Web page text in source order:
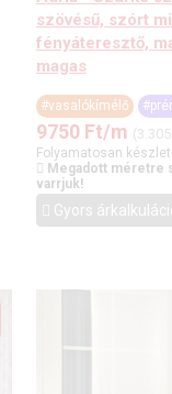
szövésű, szórt
fényáteresztő,
magas
#vasalókímélő
9750 Ft/m
Folyamatosan
Megadott méretre
varrjuk!
Gyors